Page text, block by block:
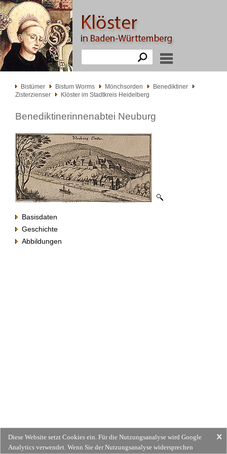
Bistümer Bistum Worms Mönchsorden
Benediktiner
Zisterzienser
Klöster im Stadtkreis Heidelberg
Benediktinerinnenabtei Neuburg
Basisdaten
Geschichte
Abbildungen
Diese Website setzt Cookies ein. Für die Nutzungsanalyse wird Google
Analytics verwendet. Wenn Sie der Nutzungsanalyse widersprechen